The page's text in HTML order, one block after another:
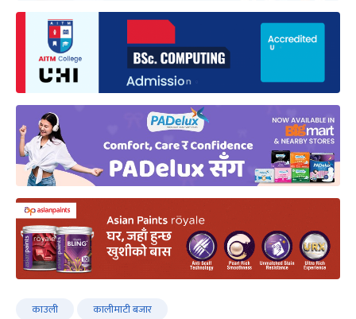
काउली कालीमाटी बजार